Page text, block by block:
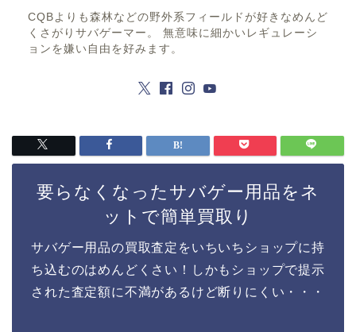
CQBよりも森林などの野外系フィールドが好きなめんど
くさがりサバゲーマー。 無意味に細かいレギュレーシ
ョンを嫌い自由を好みます。
要らなくなったサバゲー用品をネ
ットで簡単買取り
サバゲー用品の買取査定をいちいちショップに持
ち込むのはめんどくさい！しかもショップで提示
された査定額に不満があるけど断りにくい・・・